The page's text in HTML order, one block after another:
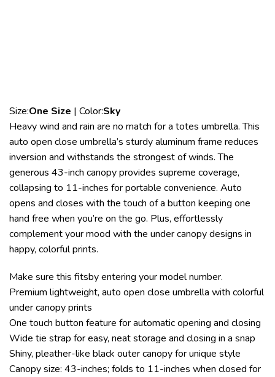
Size:One Size | Color:Sky
Heavy wind and rain are no match for a totes umbrella. This
auto open close umbrella’s sturdy aluminum frame reduces
inversion and withstands the strongest of winds. The
generous 43-inch canopy provides supreme coverage,
collapsing to 11-inches for portable convenience. Auto
opens and closes with the touch of a button keeping one
hand free when you’re on the go. Plus, effortlessly
complement your mood with the under canopy designs in
happy, colorful prints.
Make sure this fitsby entering your model number.
Premium lightweight, auto open close umbrella with colorful
under canopy prints
One touch button feature for automatic opening and closing
Wide tie strap for easy, neat storage and closing in a snap
Shiny, pleather-like black outer canopy for unique style
Canopy size: 43-inches; folds to 11-inches when closed for